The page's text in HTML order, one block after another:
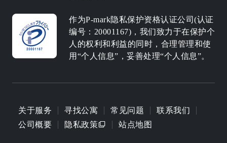
作为P-mark隐私保护资格认证公司(认证
编号：20001167)，我们致力于在保护个
人的权利和利益的同时，合理管理和使
用“个人信息”，妥善处理“个人信息”。
关于服务 寻找公寓 常见问题
联系我们
公司概要
隐私政策 站点地图